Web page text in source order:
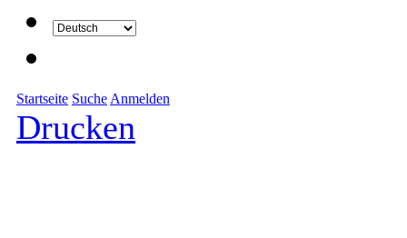
Startseite Suche Anmelden
Drucken